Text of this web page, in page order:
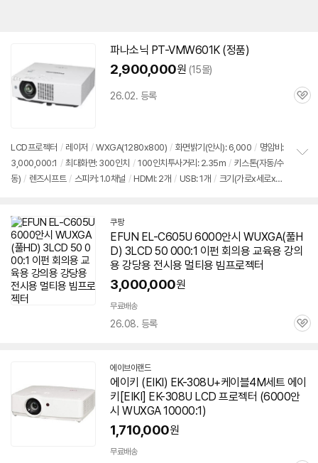
파나소닉 PT-VMW601K (정품)
2,900,000원 (15몰)
26.02. 등록
관
LCD프로젝터 / 레이저 / WXGA(1280x800) / 화면밝기(안시): 6,000 / 명암비:
3,000,000:1 / 최대화면: 300인치 / 100인치투사거리: 2.35m / 키스톤(자동/수
동) / 렌즈시프트 / 스피커: 1.0채널 / HDMI: 2개 / USB: 1개 / 크기(가로x세로x깊
쿠팡
EFUN EL-C605U 6000안시 WUXGA(풀H
D) 3LCD 50 000:1 이펀 회의용 교육용 강의
용 강당용 전시용 멀티용 빔프로젝터
3,000,000원
무료배송
26.08. 등록
관
에이브이랜드네
이
버
페
에이키 (EIKI) EK-308U+케이블4M세트 에이
키[EIKI] EK-308U LCD 프로젝터 (6000안
시 WUXGA 10000:1)
1,710,000원
무료배송